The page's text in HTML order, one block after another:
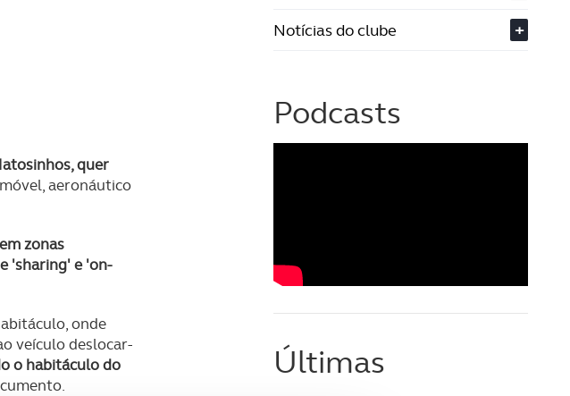
quer
aeronáutico
zonas
'sharing' e 'on-
onde
veículo deslocar-
o habitáculo do
Notícias do clube
+
Podcasts
Últimas